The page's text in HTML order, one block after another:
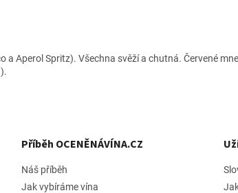
a Aperol Spritz). Všechna svěží a chutná. Červené
Příběh OCENĚNÁVÍNA.CZ
Náš příběh
Jak vybíráme vína